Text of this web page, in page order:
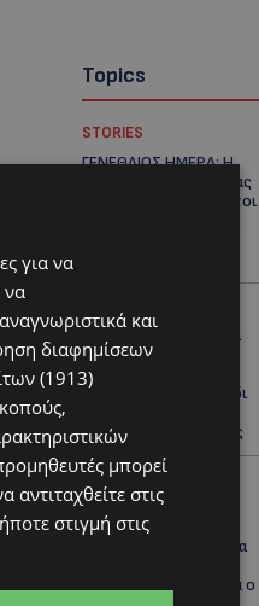
Topics
STORIES
ΓΕΝΕΘΛΙΟΣ ΗΜΕΡΑ: Η
ηλικία είναι μόνο ένας
αριθμός – Οι άνθρωποι
ΚΑΤΑΓΓΕΛΙΑ: Για άνδρα
που φέρεται να
παρενοχλούσε
γυναίκες στο Δασούδι
αστυνομικές έρευνες
UPDATES
ΛΑΤΣΙΑ-ΓΕΡΙ: Στο
επίκεντρο η
δημιουργία δομών για
ανήλικους – Αντιδρά ο
για να
να
και
διαφημίσεων
(1913)
μπορεί
στις
στιγμή στις